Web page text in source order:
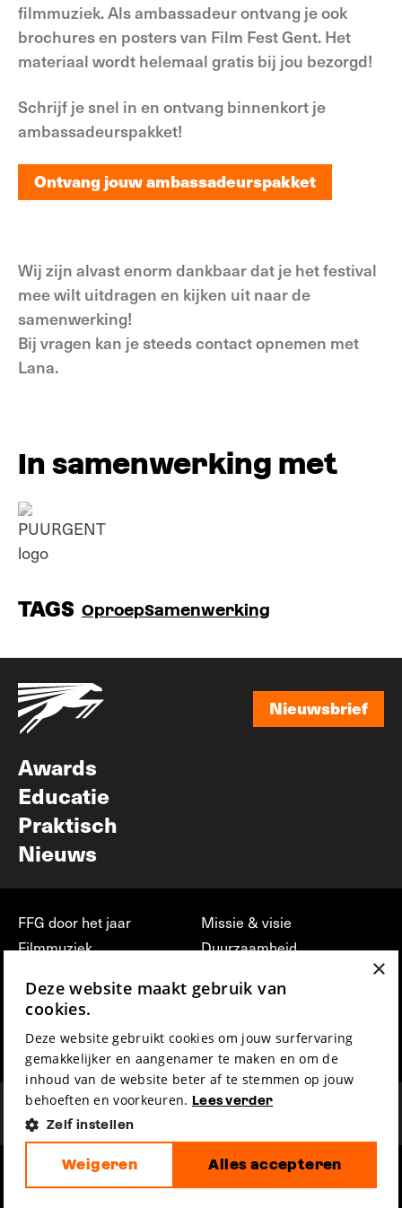
filmmuziek. Als ambassadeur ontvang je ook
brochures en posters van Film Fest Gent. Het
materiaal wordt helemaal gratis bij jou bezorgd!
Schrijf je snel in en ontvang binnenkort je
ambassadeurspakket!
Ontvang jouw ambassadeurspakket
Wij zijn alvast enorm dankbaar dat je het festival
mee wilt uitdragen en kijken uit naar de
samenwerking!
Bij vragen kan je steeds contact opnemen met
Lana.
In samenwerking met
TAGS OproepSamenwerking
Nieuwsbrief
Awards
Educatie
Praktisch
Nieuws
FFG door het jaar
Filmmuziek
Press & Industry
Film Fest Friends
Missie & visie
Duurzaamheid
vrijwilligerswerk bij FFG
Privacy & Disclaimer
×
Deze website maakt gebruik van
cookies.
Deze website gebruikt cookies om jouw surfervaring
gemakkelijker en aangenamer te maken en om de
inhoud van de website beter af te stemmen op jouw
behoeften en voorkeuren. Lees verder
Zelf instellen
Alles accepteren
Weigeren